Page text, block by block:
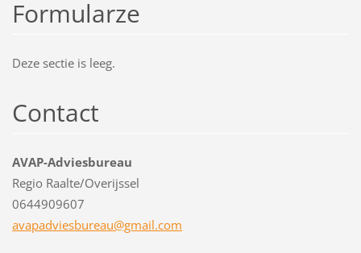
Formularze
Deze sectie is leeg.
Contact
AVAP-Adviesbureau
Regio Raalte/Overijssel
0644909607
avapadviesbureau@gmail.com